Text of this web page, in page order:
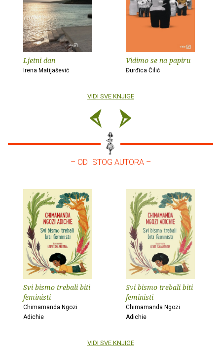
Ljetni dan
Irena Matijašević
Vidimo se na papiru
Đurđica Čilić
VIDI SVE KNJIGE
– OD ISTOG AUTORA –
Svi bismo trebali biti
feministi
Chimamanda Ngozi
Adichie
Svi bismo trebali biti
feministi
Chimamanda Ngozi
Adichie
VIDI SVE KNJIGE